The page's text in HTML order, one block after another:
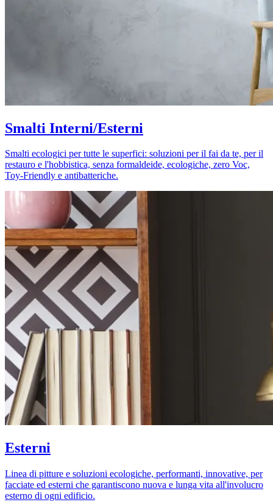
Smalti Interni/Esterni
Smalti ecologici per tutte le superfici: soluzioni per il fai da te, per il
restauro e l'hobbistica, senza formaldeide, ecologiche, zero Voc,
Toy-Friendly e antibatteriche.
Esterni
Linea di pitture e soluzioni ecologiche, performanti, innovative, per
facciate ed esterni che garantiscono nuova e lunga vita all'involucro
esterno di ogni edificio.